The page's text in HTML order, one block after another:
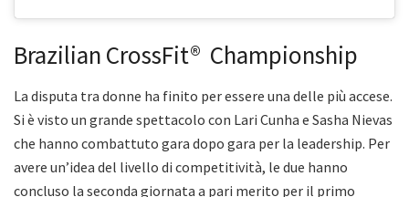
Brazilian CrossFit® Championship
La disputa tra donne ha finito per essere una delle più accese.
Si è visto un grande spettacolo con Lari Cunha e Sasha Nievas
che hanno combattuto gara dopo gara per la leadership. Per
avere un’idea del livello di competitività, le due hanno
concluso la seconda giornata a pari merito per il primo